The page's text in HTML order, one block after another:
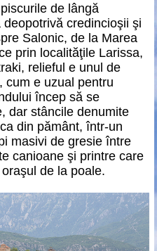
de lângă
credincioşii şi
Salonic, de la Marea
prin localităţile Larissa,
relieful e unul de
cum e uzual pentru
încep să se
dar stâncile denumite
din pământ, într-un
masivi de gresie între
canioane şi printre care
de la poale.